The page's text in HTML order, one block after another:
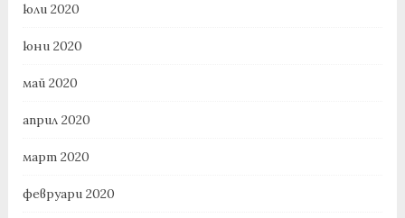
юли 2020
юни 2020
май 2020
април 2020
март 2020
февруари 2020